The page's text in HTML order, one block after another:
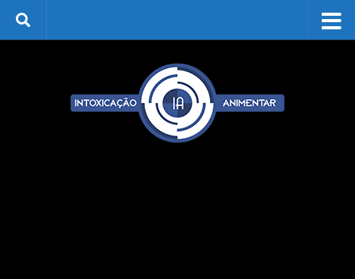
Skip to content